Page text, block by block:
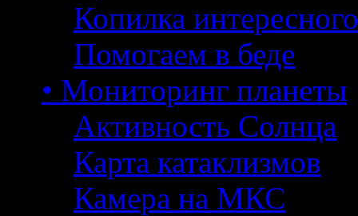
Копилка интересного
Помогаем в беде
• Мониторинг планеты
Активность Солнца
Карта катаклизмов
Камера на МКС